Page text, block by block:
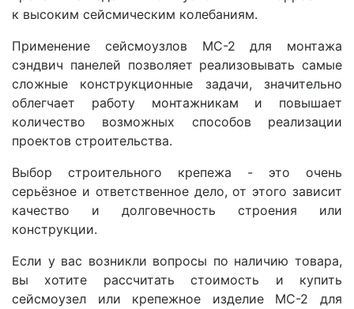
к высоким сейсмическим колебаниям.
Применение сейсмоузлов МС-2 для монтажа
сэндвич панелей позволяет реализовывать самые
сложные конструкционные задачи, значительно
облегчает работу монтажникам и повышает
количество возможных способов реализации
проектов строительства.
Выбор строительного крепежа - это очень
серьёзное и ответственное дело, от этого зависит
качество и долговечность строения или
конструкции.
Если у вас возникли вопросы по наличию товара,
вы хотите рассчитать стоимость и купить
сейсмоузел или крепежное изделие МС-2 для